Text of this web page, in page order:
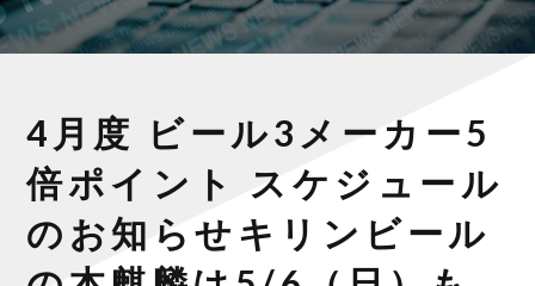
4月度 ビール3メーカー5
倍ポイント スケジュール
のお知らせキリンビール